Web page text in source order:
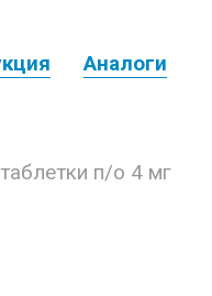
Аналоги
п/о 4 мг